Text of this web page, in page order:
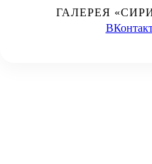
ГАЛЕРЕЯ